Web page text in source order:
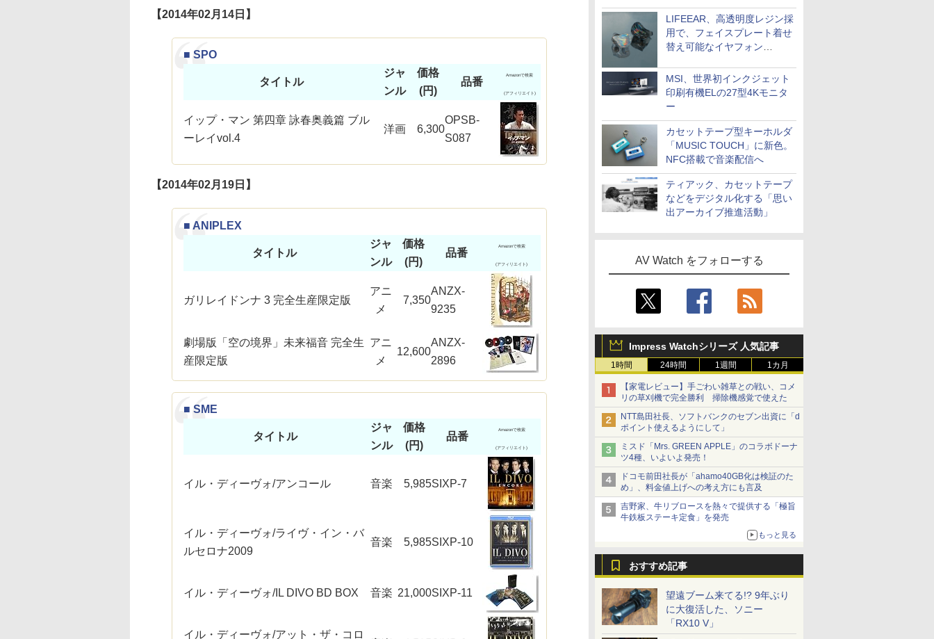
LIFEEAR、高透明度レジン採
用で、フェイスプレート着せ
替え可能なイヤフォン
MSI、世界初インクジェット
印刷有機ELの27型4Kモニタ
ー
カセットテープ型キーホルダ
「MUSIC TOUCH」に新色。
NFC搭載で音楽配信へ
ティアック、カセットテープ
などをデジタル化する「思い
出アーカイブ推進活動」
AV Watch をフォローする
Impress Watchシリーズ 人気記事
1時間 24時間 1週間 1カ月
【家電レビュー】手ごわい雑草との戦い、コメ
リの草刈機で完全勝利 掃除機感覚で使えた
NTT島田社長、ソフトバンクのセブン出資に「d
ポイント使えるようにして」
ミスド「Mrs. GREEN APPLE」のコラボドーナ
ツ4種、いよいよ発売！
ドコモ前田社長が「ahamo40GB化は検証のた
め」、料金値上げへの考え方にも言及
吉野家、牛リブロースを熱々で提供する「極旨
牛鉄板ステーキ定食」を発売
もっと見る
おすすめ記事
望遠ブーム来てる!? 9年ぶり
に大復活した、ソニー
「RX10 V」
【2014年02月14日】
■ SPO
タイトル
ジャ
ンル
価格
(円)
品番
Amazonで検索
(アフィリエイト)
イップ・マン 第四章 詠春奥義篇 ブル
ーレイvol.4
洋画 6,300
OPSB-
S087
【2014年02月19日】
■ ANIPLEX
タイトル
ジャ
ンル
価格
(円)
品番
Amazonで検索
(アフィリエイト)
ガリレイドンナ 3 完全生産限定版
アニ
メ
7,350
ANZX-
9235
劇場版「空の境界」未来福音 完全生
産限定版
アニ
メ
12,600
ANZX-
2896
■ SME
タイトル
ジャ
ンル
価格
(円)
品番
Amazonで検索
(アフィリエイト)
イル・ディーヴォ/アンコール 音楽 5,985SIXP-7
イル・ディーヴォ/ライヴ・イン・バ
ルセロナ2009
音楽 5,985SIXP-10
イル・ディーヴォ/IL DIVO BD BOX 音楽 21,000SIXP-11
イル・ディーヴォ/アット・ザ・コロ